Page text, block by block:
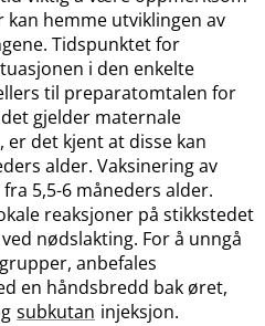
hemme utviklingen av
Tidspunktet for
i den enkelte
til preparatomtalen for
gjelder maternale
det kjent at disse kan
alder. Vaksinering av
5,5-6 måneders alder.
reaksjoner på stikkstedet
nødslakting. For å unngå
anbefales
en håndsbredd bak øret,
subkutan injeksjon.